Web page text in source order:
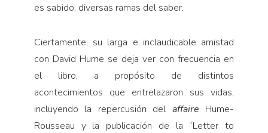
es sabido, diversas ramas del saber.
Ciertamente, su larga e inclaudicable amistad
con David Hume se deja ver con frecuencia en
el libro, a propósito de distintos
acontecimientos que entrelazaron sus vidas,
incluyendo la repercusión del affaire Hume-
Rousseau y la publicación de la “Letter to